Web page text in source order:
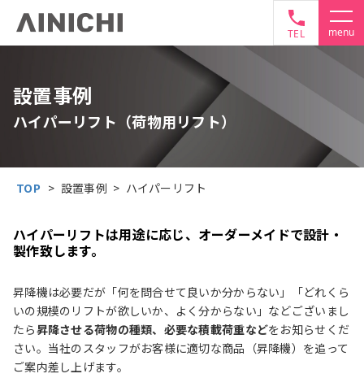
TEL
設置事例
ハイパーリフト（荷物用リフト）
TOP > 設置事例 > ハイパーリフト
ハイパーリフトは用途に応じ、オーダーメイドで設計・
製作致します。
昇降機は必要だが「何を問合せて良いか分からない」「どれくら
いの規模のリフトが欲しいか、よく分からない」などございまし
たら昇降させる荷物の種類、必要な積載荷重などをお知らせくだ
さい。当社のスタッフがお客様に適切な商品（昇降機）を追って
ご案内差し上げます。